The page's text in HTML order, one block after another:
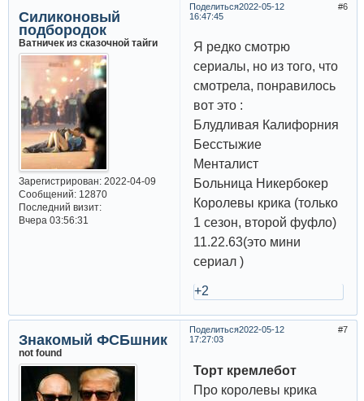
Поделиться 6
2022-05-12
16:47:45
Силиконовый
подбородок
Ватничек из сказочной тайги
Зарегистрирован: 2022-04-09
Сообщений:12870
Последний визит:
Вчера 03:56:31
Я редко смотрю
сериалы, но из того, что
смотрела, понравилось
вот это :
Блудливая Калифорния
Бесстыжие
Менталист
Больница Никербокер
Королевы крика (только
1 сезон, второй фуфло)
11.22.63(это мини
сериал )
+2
Поделиться 7
2022-05-12
17:27:03
Знакомый ФСБшник
not found
Торт кремлебот
Про королевы крика